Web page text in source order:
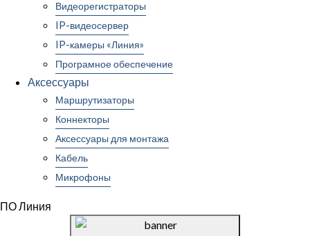
Видеорегистраторы
IP-видеосервер
IP-камеры «Линия»
Програмное обеспечение
Аксессуары
Маршрутизаторы
Коннекторы
Аксессуары для монтажа
Кабель
Микрофоны
ПО Линия